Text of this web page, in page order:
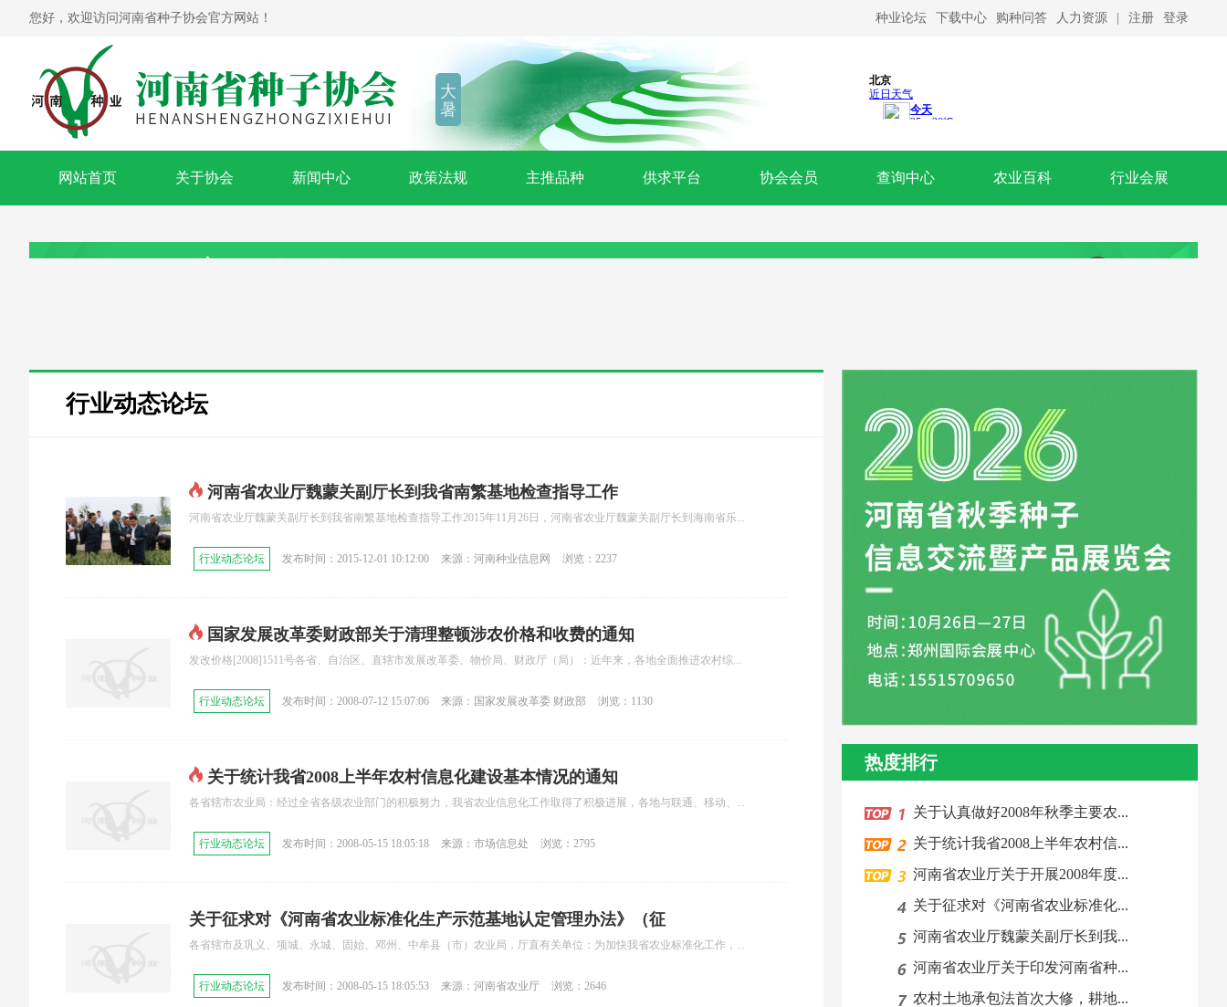
您好，欢迎访问河南省种子协会官方网站！ 种业论坛 下载中心 购种问答 人力资源 注册 登录
大
暑
网站首页 关于协会 新闻中心 政策法规 主推品种 供求平台 协会会员 查询中心 农业百科 行业会展
行业动态论坛
河南省农业厅魏蒙关副厅长到我省南繁基地检查指导工作
河南省农业厅魏蒙关副厅长到我省南繁基地检查指导工作2015年11月26日，河南省农业厅魏蒙关副厅长到海南省乐...
行业动态论坛 发布时间：2015-12-01 10:12:00 来源：河南种业信息网 浏览：2237
国家发展改革委财政部关于清理整顿涉农价格和收费的通知
发改价格[2008]1511号各省、自治区、直辖市发展改革委、物价局、财政厅（局）：近年来，各地全面推进农村综...
行业动态论坛 发布时间：2008-07-12 15:07:06 来源：国家发展改革委 财政部 浏览：1130
关于统计我省2008上半年农村信息化建设基本情况的通知
各省辖市农业局：经过全省各级农业部门的积极努力，我省农业信息化工作取得了积极进展，各地与联通、移动、...
行业动态论坛 发布时间：2008-05-15 18:05:18 来源：市场信息处 浏览：2795
关于征求对《河南省农业标准化生产示范基地认定管理办法》（征
求意见稿）意见的函
各省辖市及巩义、项城、永城、固始、邓州、中牟县（市）农业局，厅直有关单位：为加快我省农业标准化工作，...
行业动态论坛 发布时间：2008-05-15 18:05:53 来源：河南省农业厅 浏览：2646
热度排行
关于认真做好2008年秋季主要农...
关于统计我省2008上半年农村信...
河南省农业厅关于开展2008年度...
关于征求对《河南省农业标准化...
河南省农业厅魏蒙关副厅长到我...
河南省农业厅关于印发河南省种...
农村土地承包法首次大修，耕地...